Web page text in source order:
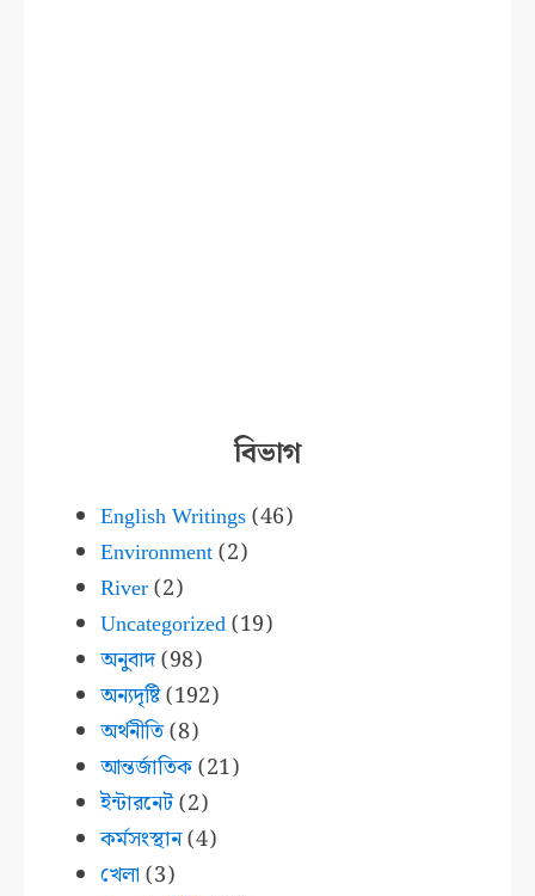
বিভাগ
English Writings(46)
Environment(2)
River(2)
Uncategorized(19)
অনুবাদ(98)
অন্যদৃষ্টি(192)
অর্থনীতি(8)
আন্তর্জাতিক(21)
ইন্টারনেট(2)
কর্মসংস্থান(4)
খেলা (3)